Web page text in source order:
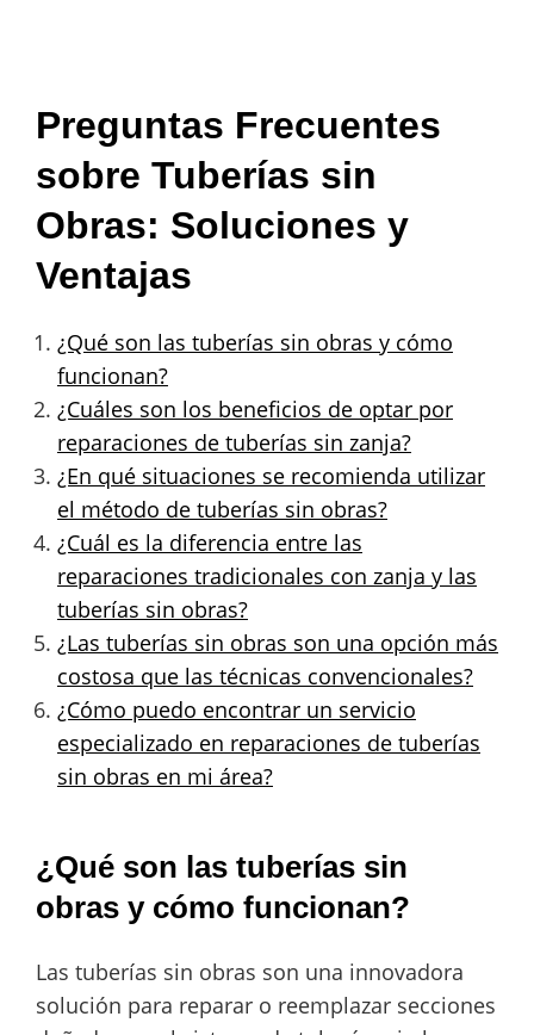
Preguntas Frecuentes
sobre Tuberías sin
Obras: Soluciones y
Ventajas
¿Qué son las tuberías sin obras y cómo
funcionan?
¿Cuáles son los beneficios de optar por
reparaciones de tuberías sin zanja?
¿En qué situaciones se recomienda utilizar
el método de tuberías sin obras?
¿Cuál es la diferencia entre las
reparaciones tradicionales con zanja y las
tuberías sin obras?
¿Las tuberías sin obras son una opción más
costosa que las técnicas convencionales?
¿Cómo puedo encontrar un servicio
especializado en reparaciones de tuberías
sin obras en mi área?
¿Qué son las tuberías sin
obras y cómo funcionan?
Las tuberías sin obras son una innovadora
solución para reparar o reemplazar secciones